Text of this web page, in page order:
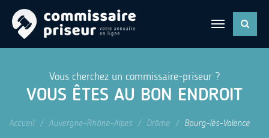
Vous cherchez un commissaire-priseur ?
VOUS ÊTES AU BON ENDROIT
Accueil Auvergne-Rhône-Alpes Drôme Bourg-lès-Valence